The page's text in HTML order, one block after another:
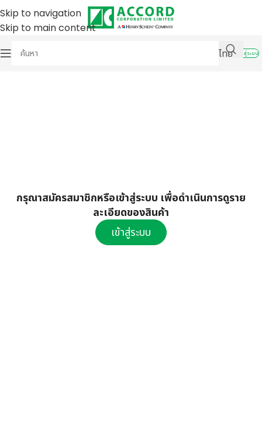
Skip to navigation
Skip to main content
ไทย
เข้าสู่ระบบ
กรุณาสมัครสมาชิกหรือเข้าสู่ระบบ เพื่อดำเนินการดูราย
ละเอียดของสินค้า
เข้าสู่ระบบ